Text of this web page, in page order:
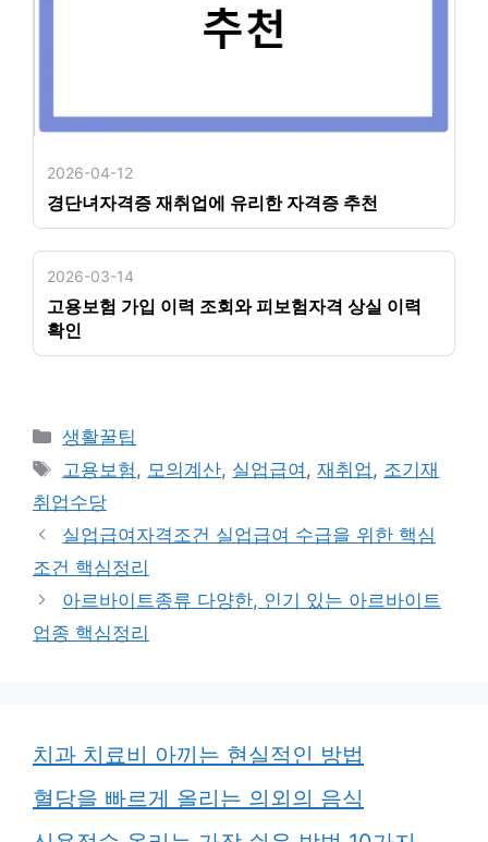
2026-04-12
경단녀자격증 재취업에 유리한 자격증 추천
2026-03-14
고용보험 가입 이력 조회와 피보험자격 상실 이력
확인
카
테
리
생활꿀팁
태
그
고용보험, 모의계산, 실업급여 ,재취업, 조기재
취업수당
실업급여자격조건 실업급여 수급을 위한 핵심
조건 핵심정리
아르바이트종류 다양한, 인기 있는 아르바이트
업종 핵심정리
치과 치료비 아끼는 현실적인 방법
혈당을 빠르게 올리는 의외의 음식